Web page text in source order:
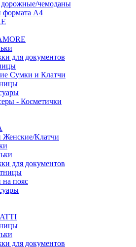
чемоданы
формата А4
для документов
Сумки и Клатчи
- Косметички
Клатчи
для документов
пояс
для документов